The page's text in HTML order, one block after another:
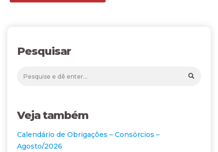
Pesquisar
Veja também
Calendário de Obrigações – Consórcios –
Agosto/2026